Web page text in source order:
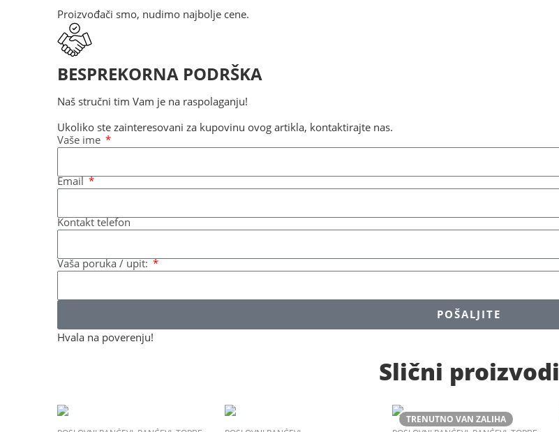
Proizvođači smo, nudimo najbolje cene.
BESPREKORNA PODRŠKA
Naš stručni tim Vam je na raspolaganju!
Ukoliko ste zainteresovani za kupovinu ovog artikla, kontaktirajte nas.
Vaše ime
Email
Kontakt telefon
Vaša poruka / upit:
POŠALJITE
Hvala na poverenju!
Slični proizvodi
TRENUTNO VAN ZALIHA